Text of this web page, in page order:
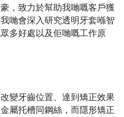
，致力於幫助我哋嘅客戶獲
哋會深入研究透明牙套喺智
多好處以及佢哋嘅工作原
變牙齒位置、達到矯正效果
屬托槽同鋼絲，而隱形矯正